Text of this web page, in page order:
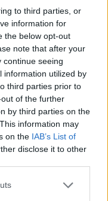
to third parties, or
information for
the below opt-out
note that after your
continue seeing
information utilized by
third parties prior to
of the further
by third parties on the
information may
on the IAB’s List of
disclose it to other
Wigginsliderarán al
victoria consecutiva